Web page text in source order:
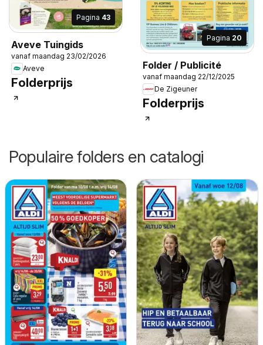
Pagina 43
Aveve Tuingids
vanaf maandag 23/02/2026
Aveve
Folderprijs
Pagina 20
Folder / Publicité
vanaf maandag 22/12/2025
De Zigeuner
Folderprijs
Populaire folders en catalogi